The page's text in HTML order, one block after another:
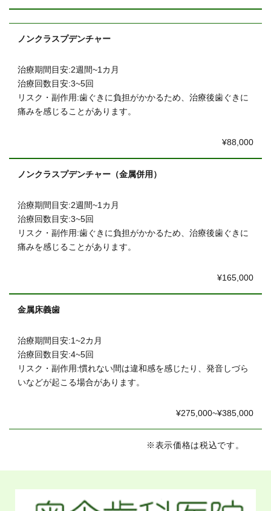
ノンクラスプデンチャー
治療期間目安:2週間~1カ月
治療回数目安:3~5回
リスク・副作用:歯ぐきに負担がかかるため、治療後歯ぐきに
痛みを感じることがあります。
¥88,000
ノンクラスプデンチャー（金属併用）
治療期間目安:2週間~1カ月
治療回数目安:3~5回
リスク・副作用:歯ぐきに負担がかかるため、治療後歯ぐきに
痛みを感じることがあります。
¥165,000
金属床義歯
治療期間目安:1~2カ月
治療回数目安:4~5回
リスク・副作用:慣れない間は違和感を感じたり、発音しづら
いなどが起こる場合があります。
¥275,000~¥385,000
※表示価格は税込です。